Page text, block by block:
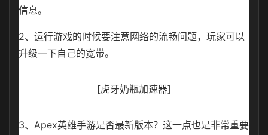
信息。
2、运行游戏的时候要注意网络的流畅问题，玩家可以
升级一下自己的宽带。
[虎牙奶瓶加速器]
3、Apex英雄手游是否最新版本？这一点也是非常重要